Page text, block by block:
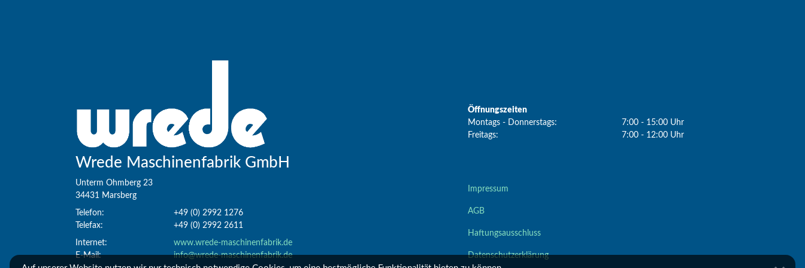
Wrede Maschinenfabrik GmbH
Unterm Ohmberg 23
34431 Marsberg
Telefon:
+49 (0) 2992 1276
Telefax:
+49 (0) 2992 2611
Internet:
www.wrede-maschinenfabrik.de
E-Mail:
info@wrede-maschinenfabrik.de
Öffnungszeiten
Montags - Donnerstags:
7:00 - 15:00 Uhr
Freitags:
7:00 - 12:00 Uhr
Impressum
AGB
Haftungsausschluss
Datenschutzerklärung